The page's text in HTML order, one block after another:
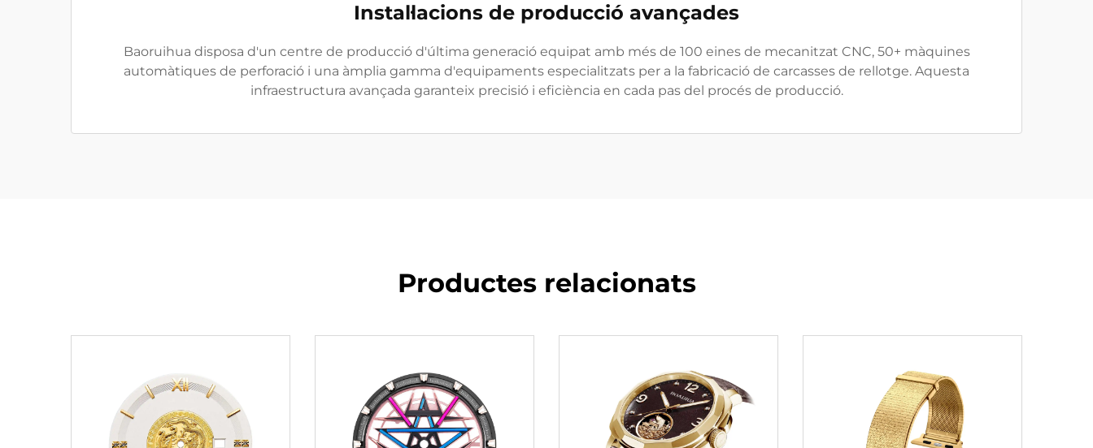
Instal·lacions de producció avançades
Baoruihua disposa d'un centre de producció d'última generació equipat amb més de 100 eines de mecanitzat CNC, 50+ màquines
automàtiques de perforació i una àmplia gamma d'equipaments especialitzats per a la fabricació de carcasses de rellotge. Aquesta
infraestructura avançada garanteix precisió i eficiència en cada pas del procés de producció.
Productes relacionats